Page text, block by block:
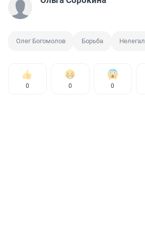
Олег Богомолов Борьба Нелегал
0 0 0